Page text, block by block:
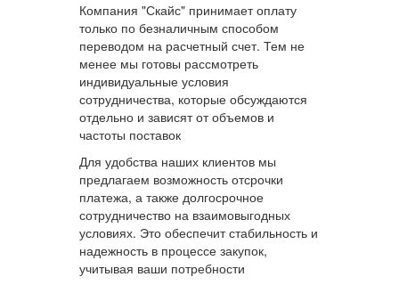
Компания "Скайс" принимает оплату
только по безналичным способом
переводом на расчетный счет. Тем не
менее мы готовы рассмотреть
индивидуальные условия
сотрудничества, которые обсуждаются
отдельно и зависят от объемов и
частоты поставок
Для удобства наших клиентов мы
предлагаем возможность отсрочки
платежа, а также долгосрочное
сотрудничество на взаимовыгодных
условиях. Это обеспечит стабильность и
надежность в процессе закупок,
учитывая ваши потребности